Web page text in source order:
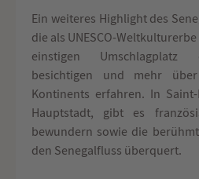
Ein weiteres Highlight des
die als UNESCO-
einstigen Umschlagplatz
besichtigen und mehr
Kontinents erfahren. In
Hauptstadt, gibt es
bewundern sowie die
den Senegalfluss überquert.